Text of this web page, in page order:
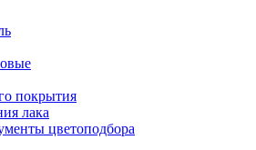
покрытия
лака
цветоподбора